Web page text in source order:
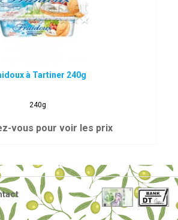
à Tartiner 240g
240g
vous pour voir les prix